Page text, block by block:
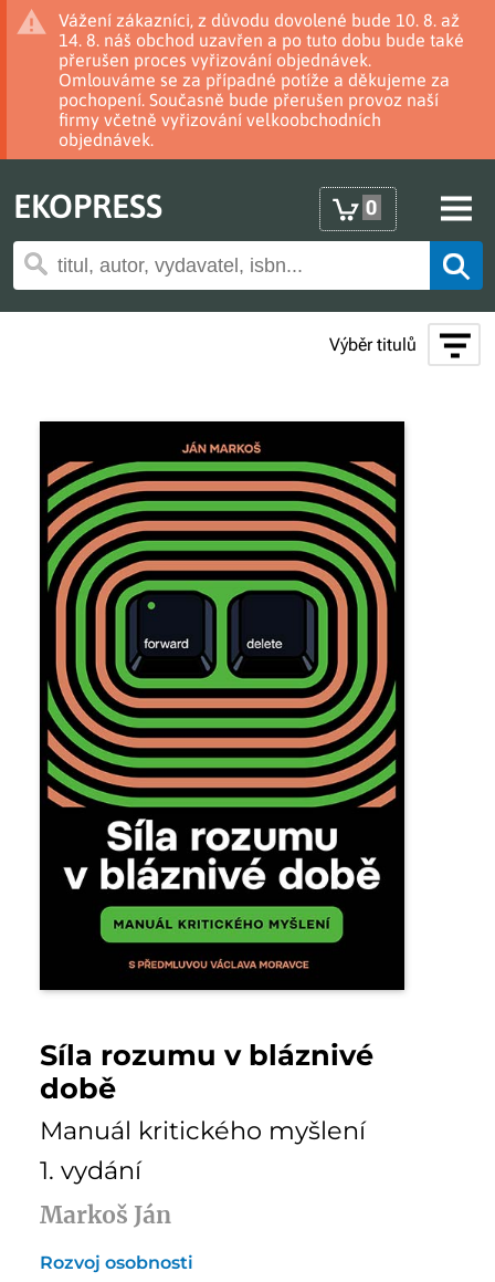
Vážení zákazníci, z důvodu dovolené bude 10. 8. až
14. 8. náš obchod uzavřen a po tuto dobu bude také
přerušen proces vyřizování objednávek.
Omlouváme se za případné potíže a děkujeme za
pochopení. Současně bude přerušen provoz naší
firmy včetně vyřizování velkoobchodních
objednávek.
EKOPRESS 0
Výběr titulů
Síla rozumu v bláznivé
době
Manuál kritického myšlení
1. vydání
Markoš Ján
Rozvoj osobnosti